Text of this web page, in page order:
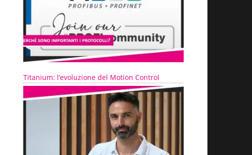
Titanium: l’evoluzione del Motion Control